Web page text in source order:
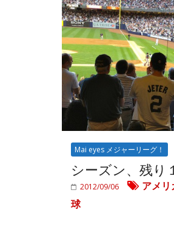
Mai eyes メジャーリーグ！
シーズン、残り
2012/09/06 アメリ
球